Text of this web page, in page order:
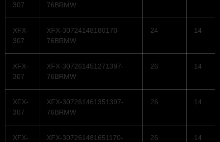
307
76BRMW
XFX-
307
XFX-30724148180170-
76BRMW
24 14
XFX-
307
XFX-307261451271397-
76BRMW
26 14
XFX-
307
XFX-307261461351397-
76BRMW
26 14
XFX-
XFX-307261481651170-
26 14